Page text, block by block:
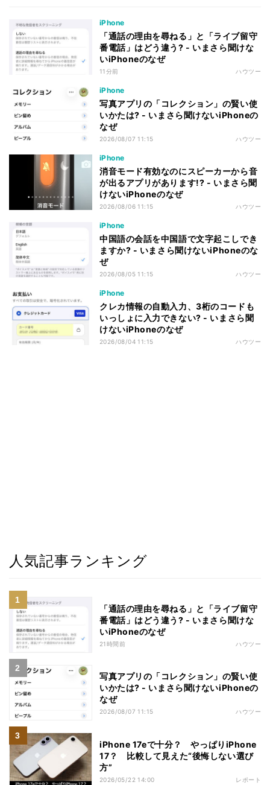
iPhone
「通話の理由を尋ねる」と「ライブ留守
番電話」はどう違う? - いまさら聞けな
いiPhoneのなぜ
11分前 ハウツー
iPhone
写真アプリの「コレクション」の賢い使
いかたは? - いまさら聞けないiPhoneの
なぜ
2026/08/07 11:15 ハウツー
iPhone
消音モード有効なのにスピーカーから音
が出るアプリがあります!? - いまさら聞
けないiPhoneのなぜ
2026/08/06 11:15 ハウツー
iPhone
中国語の会話を中国語で文字起こしでき
ますか? - いまさら聞けないiPhoneのな
ぜ
2026/08/05 11:15 ハウツー
iPhone
クレカ情報の自動入力、3桁のコードも
いっしょに入力できない? - いまさら聞
けないiPhoneのなぜ
2026/08/04 11:15 ハウツー
人気記事ランキング
「通話の理由を尋ねる」と「ライブ留守
番電話」はどう違う? - いまさら聞けな
いiPhoneのなぜ
21時間前 ハウツー
写真アプリの「コレクション」の賢い使
いかたは? - いまさら聞けないiPhoneの
なぜ
2026/08/07 11:15 ハウツー
iPhone 17eで十分？ やっぱりiPhone
17？ 比較して見えた“後悔しない選び
方”
2026/05/22 14:00 レポート